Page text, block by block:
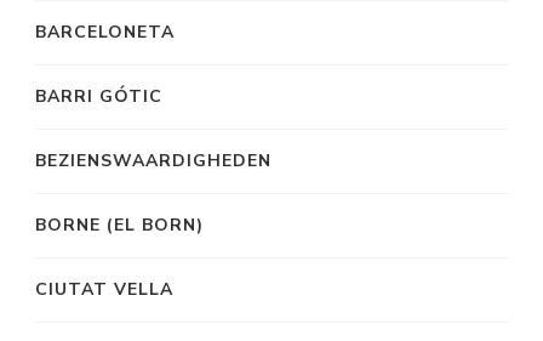
BARCELONETA
BARRI GÓTIC
BEZIENSWAARDIGHEDEN
BORNE (EL BORN)
CIUTAT VELLA